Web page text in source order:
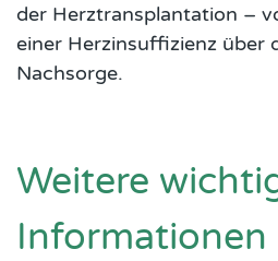
der Herztransplantation –
einer Herzinsuffizienz über
Nachsorge.
Weitere
Informationen